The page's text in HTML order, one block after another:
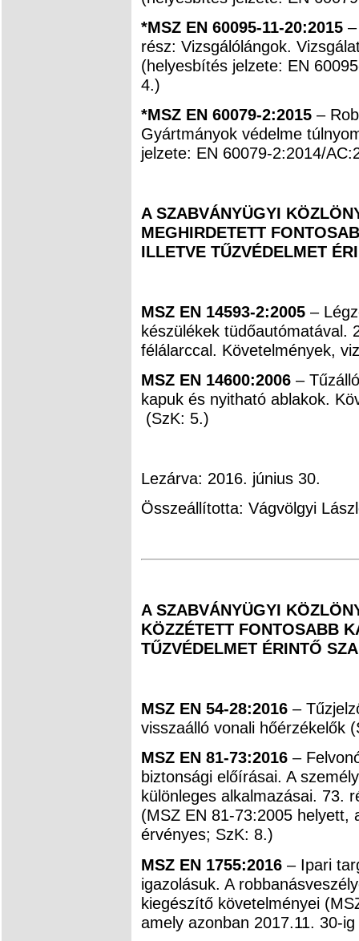
*MSZ EN 60095-11-20:2015–
rész: Vizsgálólángok.
(helyesbítés jelzete: EN
4.)
*MSZ EN 60079-2:2015 –
Gyártmányok védelme
jelzete: EN 60079-2:2014/
A SZABVÁNYÜGYI
MEGHIRDETETT
ILLETVE TŰZVÉDELMET
MSZ EN 14593-2:2005–
készülékek tüdőautómatával.
félálarccal. Követelmények,
MSZ EN 14600:2006 –
kapuk és nyitható ablakok.
(SzK: 5.)
Lezárva: 2016. június 30.
Összeállította: Vágvölgyi
A SZABVÁNYÜGYI
KÖZZÉTETT FONTOSABB
TŰZVÉDELMET ÉRINTŐ
MSZ EN 54-28:2016–
visszaálló vonali hőérzékelők
MSZ EN 81-73:2016–
biztonsági előírásai. A
különleges alkalmazásai. 73.
(MSZ EN 81-73:2005 helyett,
érvényes; SzK: 8.)
MSZ EN 1755:2016– Ipari
igazolásuk. A
kiegészítő követelményei
amely azonban 2017.11. 30-